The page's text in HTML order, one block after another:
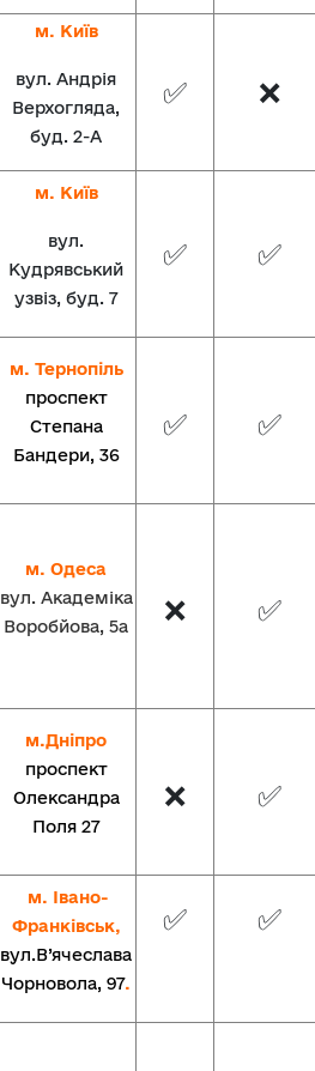
м. Київ
вул. Андрія
Верхогляда,
буд. 2-А
✅ ❌
м. Київ
вул.
Кудрявський
узвіз, буд. 7
✅ ✅
м. Тернопіль
проспект
Степана
Бандери, 36
✅ ✅
м. Одеса
вул. Академіка
Воробйова, 5а
❌ ✅
м.Дніпро
проспект
Олександра
Поля 27
❌ ✅
м. Івано-
Франківськ,
вул.В’ячеслава
Чорновола, 97.
✅ ✅